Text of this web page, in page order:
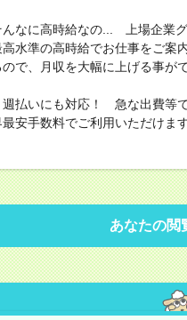
なに高時給なの... 上場企業
高水準の高時給でお仕事をご案
で、月収を大幅に上げる事が
払いにも対応！ 急な出費等
安手数料でご利用いただけま
あなたの閲